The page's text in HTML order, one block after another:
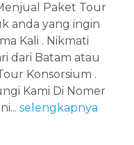
Paket Tour
anda yang ingin
Kali . Nikmati
dari Batam atau
Konsorsium .
Kami Di Nomer
selengkapnya